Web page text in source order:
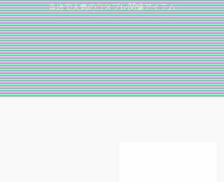
当店で人気のコスプレ関連アイテム